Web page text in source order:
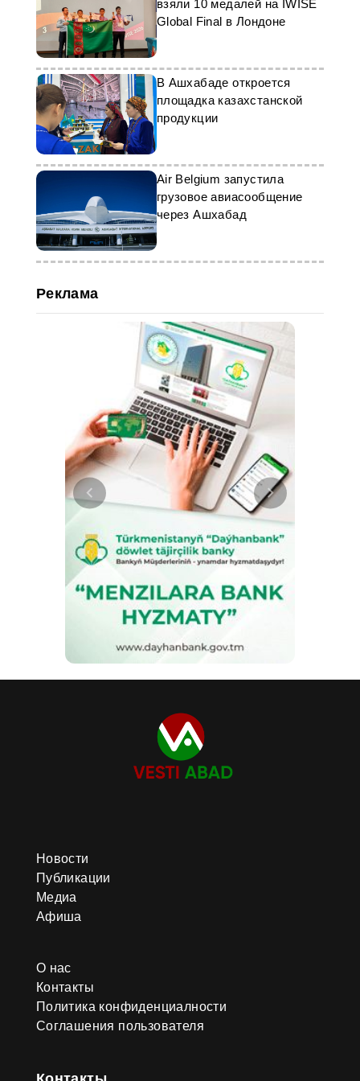
национальной культуры.
Мероприятия Недели культуры
продолжаются.
взяли 10 медалей на IWISE
Global Final в Лондоне
В Ашхабаде откроется
площадка казахстанской
продукции
Air Belgium запустила
грузовое авиасообщение
через Ашхабад
Реклама
Новости
Публикации
Медиа
Афиша
О нас
Контакты
Политика конфиденциалности
Соглашения пользователя